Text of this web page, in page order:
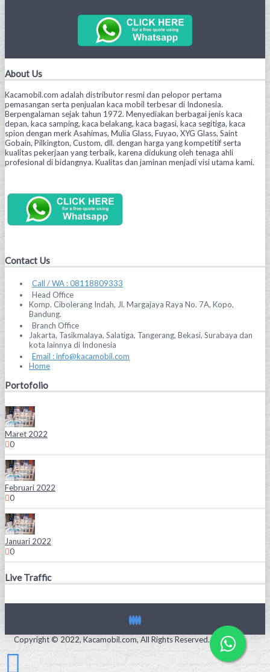
About Us
Kacamobil.com adalah distributor resmi dan pelopor pertama
pemasangan serta penjualan kaca mobil terbesar di Indonesia.
Berpengalaman sejak tahun 1972. Menyediakan berbagai jenis kaca
depan, kaca samping, kaca belakang, kaca bagasi, kaca segitiga, kaca
spion dengan merk Asahimas, Mulia Glass, Fuyao, XYG Glass, Saint
Gobain, Pilkington, Custom, dll. dengan harga yang kompetitif serta
kualitas pekerjaan yang terbaik, karena didukung oleh tenaga ahli
profesional di bidangnya. Kualitas dan jaminan menjadi visi utama kami.
Contact Us
Call / WA : 08118809333
Head Office
Komp. Cibolerang Indah, Jl. Margajaya Raya No. 7A, Kopo,
Bandung.
Branch Office
Jakarta, Tasikmalaya, Salatiga, Tangerang, Bekasi, Surabaya dan
kota lainnya di Indonesia
Email : info@kacamobil.com
Home
Portofolio
Maret 2022
0
Februari 2022
0
Januari 2022
0
Live Traffic
Copyright © 2022, Kacamobil.com, All Rights Reserved.